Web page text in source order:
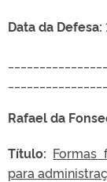
Data da Defesa:
Rafael da
Título: Formas
para